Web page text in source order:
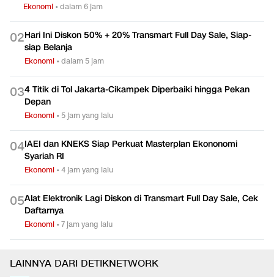
Ekonomi •dalam 6 jam
02Hari Ini Diskon 50% + 20% Transmart Full Day Sale, Siap-
siap Belanja
Ekonomi •dalam 5 jam
034 Titik di Tol Jakarta-Cikampek Diperbaiki hingga Pekan
Depan
Ekonomi • 5 jam yang lalu
04IAEI dan KNEKS Siap Perkuat Masterplan Ekononomi
Syariah RI
Ekonomi •4 jam yang lalu
05Alat Elektronik Lagi Diskon di Transmart Full Day Sale, Cek
Daftarnya
Ekonomi •7 jam yang lalu
LAINNYA DARI DETIKNETWORK